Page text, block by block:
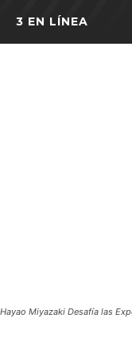
3 EN LÍNEA
Hayao Miyazaki Desafía las